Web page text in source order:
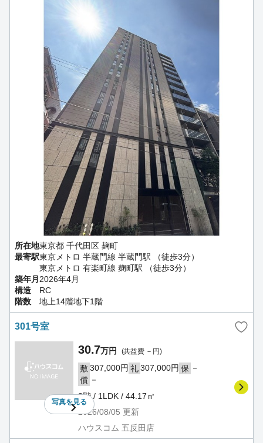
所在地東京都 千代田区 麹町
最寄駅東京メトロ 半蔵門線 半蔵門駅 （徒歩3分）
東京メトロ 有楽町線 麹町駅 （徒歩3分）
築年月2026年4月
構造
RC
階数
地上14階地下1階
301号室
写真を見る
30.7万円 (共益費 －円)
敷307,000円 礼307,000円 保 －
償 －
3階 / 1LDK / 44.17㎡
2026/08/05 更新
ハウスコム 五反田店